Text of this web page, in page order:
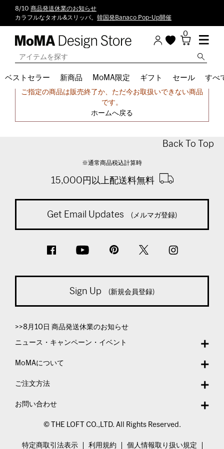
8/10 商品発送休業のお知らせ
カラフルなタオル&スリッパ。 韓国発Banaco Pop-Up開催
0
ベストセラー 新商品 MoMA限定 ギフト セール すべ
申し訳ございません。
ご指定の商品は販売終了か、ただ今お取扱いできない商品
です。
ホームへ戻る
Back To Top
※通常商品税込計算時
15,000円以上配送料無料
Get Email Updates (メルマガ登録)
Sign Up (新規会員登録)
>>8月10日 商品発送休業のお知らせ
ニュース・キャンペーン・イベント
MoMAについて
ご注文方法
お問い合わせ
© THE LOFT CO.,LTD. All Rights Reserved.
特定商取引法表示 利用規約 個人情報取り扱い規定